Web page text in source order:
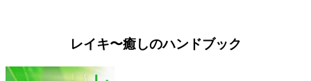
レイキ〜癒しのハンドブック